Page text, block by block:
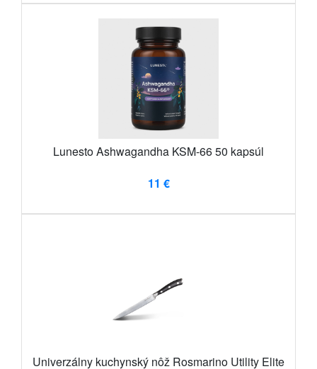
Lunesto Ashwagandha KSM-66 50 kapsúl
11 €
Univerzálny kuchynský nôž Rosmarino Utility Elite